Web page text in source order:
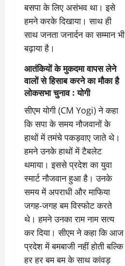
बसपा के लिए असंभव था। इसे
हमने करके दिखाया। साथ ही
साथ जनता जनार्दन का सम्मान भी
बढ़ाया है।
आतंकियों के मुकदमा वापस लेने
वालों से हिसाब करने का मौका है
लोकसभा चुनाव : योगी
सीएम योगी (CM Yogi) ने कहा
कि सपा के समय नौजवानों के
हाथों में तमंचे पकड़वाए जाते थे।
हमने उनके हाथों में टैबलेट
थमाया। इससे प्रदेश का युवा
स्मार्ट नौजवान हुआ है। उनके
समय में अपराधी और माफिया
जगह-जगह बम विस्फोट करते
थे। हमने उनका राम नाम सत्य
कर दिया। सीएम ने कहा कि आज
प्रदेश में बमबाजी नहीं होती बल्कि
हर हर बम बम के साथ कांवड़